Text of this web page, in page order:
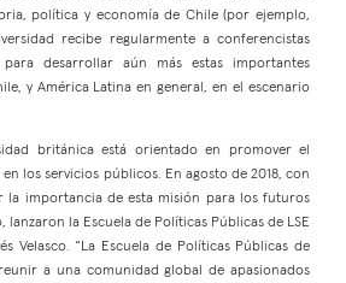
política y economía de Chile (por ejemplo,
recibe regularmente a conferencistas
desarrollar aún más estas importantes
y América Latina en general, en el escenario
británica está orientado en promover el
los servicios públicos. En agosto de 2018, con
la importancia de esta misión para los futuros
lanzaron la Escuela de Políticas Públicas de LSE
Velasco. “La Escuela de Políticas Públicas de
a una comunidad global de apasionados